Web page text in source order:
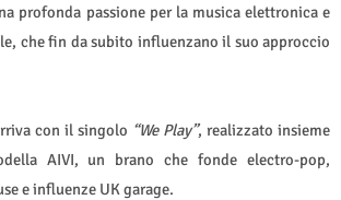
profonda passione per la musica elettronica e
che fin da subito influenzano il suo approccio
con il singolo “We Play”, realizzato insieme
AIVI, un brano che fonde electro-pop,
e influenze UK garage.